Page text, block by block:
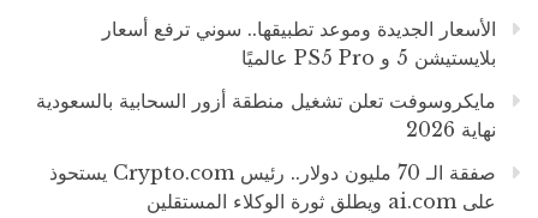
الأسعار الجديدة وموعد تطبيقها.. سوني ترفع أسعار
بلايستيشن 5 و PS5 Pro عالميًا
مايكروسوفت تعلن تشغيل منطقة أزور السحابية بالسعودية
نهاية 2026
صفقة الـ 70 مليون دولار.. رئيس Crypto.com يستحوذ
على ai.com ويطلق ثورة الوكلاء المستقلين